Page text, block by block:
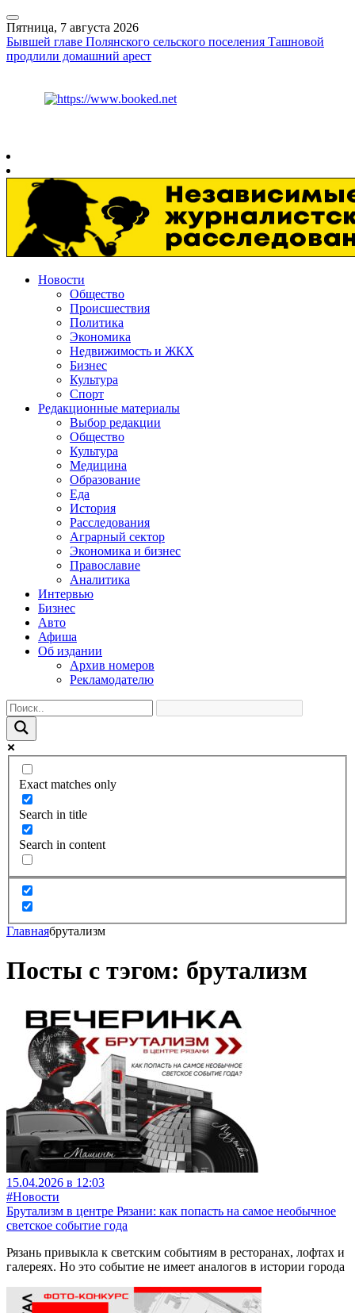
Пятница, 7 августа 2026
Бывшей главе Полянского сельского поселения Ташновой
продлили домашний арест
Новости
Общество
Происшествия
Политика
Экономика
Недвижимость и ЖКХ
Бизнес
Культура
Спорт
Редакционные материалы
Выбор редакции
Общество
Культура
Медицина
Образование
Еда
История
Расследования
Аграрный сектор
Экономика и бизнес
Православие
Аналитика
Интервью
Бизнес
Авто
Афиша
Об издании
Архив номеров
Рекламодателю
Exact matches only
Search in title
Search in content
Главнаябрутализм
Посты с тэгом: брутализм
15.04.2026 в 12:03
#Новости
Брутализм в центре Рязани: как попасть на самое необычное
светское событие года
Рязань привыкла к светским событиям в ресторанах, лофтах и
галереях. Но это событие не имеет аналогов в истории города